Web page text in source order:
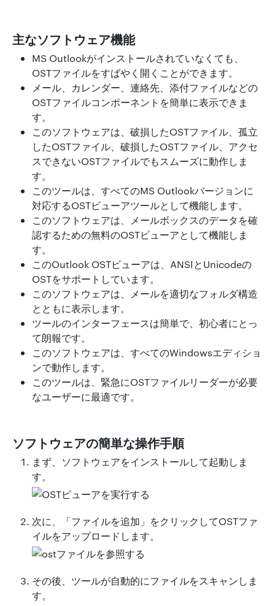
主なソフトウェア機能
MS Outlookがインストールされていなくても、
OSTファイルをすばやく開くことができます。
メール、カレンダー、連絡先、添付ファイルなどの
OSTファイルコンポーネントを簡単に表示できま
す。
このソフトウェアは、破損したOSTファイル、孤立
したOSTファイル、破損したOSTファイル、アクセ
スできないOSTファイルでもスムーズに動作しま
す。
このツールは、すべてのMS Outlookバージョンに
対応するOSTビューアツールとして機能します。
このソフトウェアは、メールボックスのデータを確
認するための無料のOSTビューアとして機能しま
す。
このOutlook OSTビューアは、ANSIとUnicodeの
OSTをサポートしています。
このソフトウェアは、メールを適切なフォルダ構造
とともに表示します。
ツールのインターフェースは簡単で、初心者にとっ
て朗報です。
このソフトウェアは、すべてのWindowsエディショ
ンで動作します。
このツールは、緊急にOSTファイルリーダーが必要
なユーザーに最適です。
ソフトウェアの簡単な操作手順
まず、ソフトウェアをインストールして起動しま
す。
次に、「ファイルを追加」をクリックしてOSTファ
イルをアップロードします。
その後、ツールが自動的にファイルをスキャンしま
す。